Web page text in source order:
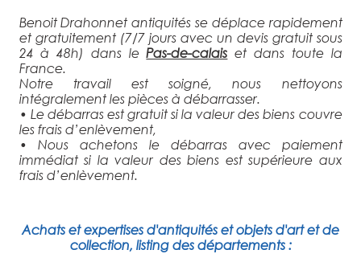
Benoit Drahonnet antiquités se déplace rapidement
et gratuitement (7/7 jours avec un devis gratuit sous
24 à 48h) dans lePas-de-calais et dans toute la
France.
Notre travail est soigné, nous nettoyons
intégralement les pièces à débarrasser.
• Le débarras est gratuit si la valeur des biens couvre
les frais d’enlèvement,
• Nous achetons le débarras avec paiement
immédiat si la valeur des biens est supérieure aux
frais d’enlèvement.
Achats et expertises d'antiquités et objets d'art et de
collection, listing des départements :